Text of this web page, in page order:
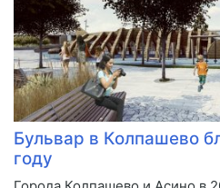
Бульвар в Колпашево
году